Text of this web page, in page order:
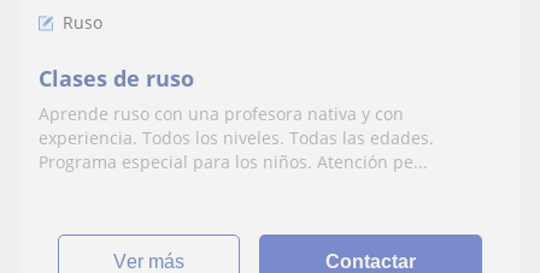
Ruso
Clases de ruso
Aprende ruso con una profesora nativa y con
experiencia. Todos los niveles. Todas las edades.
Programa especial para los niños. Atención pe...
ver más Contactar